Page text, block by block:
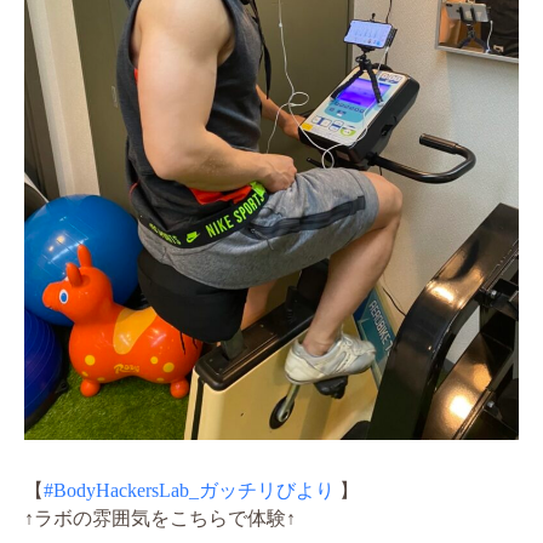
【#BodyHackersLab_ガッチリびより
】
↑ラボの雰囲気をこちらで体験↑